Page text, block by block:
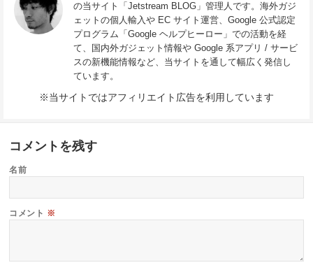
の当サイト「Jetstream BLOG」管理人です。海外ガジ
ェットの個人輸入や EC サイト運営、Google 公式認定
プログラム「Google ヘルプヒーロー」での活動を経
て、国内外ガジェット情報や Google 系アプリ / サービ
スの新機能情報など、当サイトを通して幅広く発信し
ています。
※当サイトではアフィリエイト広告を利用しています
コメントを残す
名前
コメント ※